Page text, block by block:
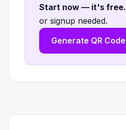
Start now — it's free.
or signup needed.
Generate QR Code